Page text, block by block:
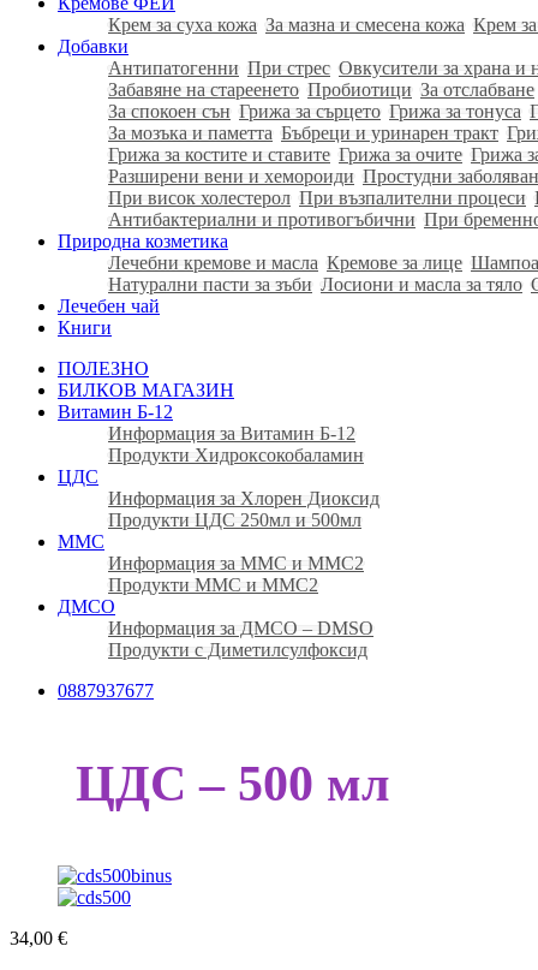
Крем за суха кожа За мазна и смесена кожа Крем
Добавки
Антипатогенни При стрес Овкусители за храна и
Забавяне на стареенето Пробиотици За отслабване
За спокоен сън Грижа за сърцето Грижа за тонуса
За мозъка и паметта Бъбреци и уринарен тракт
Грижа за костите и ставите Грижа за очите Грижа
Разширени вени и хемороиди Простудни
При висок холестерол При възпалителни процеси
Антибактериални и противогъбични При
Природна козметика
Лечебни кремове и масла Кремове за лице
Натурални пасти за зъби Лосиони и масла за тяло
Лечебен чай
Книги
ПОЛЕЗНО
БИЛКОВ МАГАЗИН
Витамин Б-12
Информация за Витамин Б-12
Продукти Хидроксокобаламин
ЦДС
Информация за Хлорен Диоксид
Продукти ЦДС 250мл и 500мл
ММС
Информация за ММС и ММС2
Продукти ММС и ММС2
ДМСО
Информация за ДМСО – DMSO
Продукти с Диметилсулфоксид
0887937677
ЦДС – 500 мл
34,00 €